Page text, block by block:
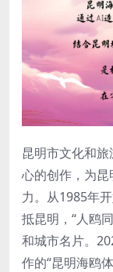
昆明市文化和
心的创作，为
力。从1985年
抵昆明，“人鸥
和城市名片。
作的“昆明海鸥